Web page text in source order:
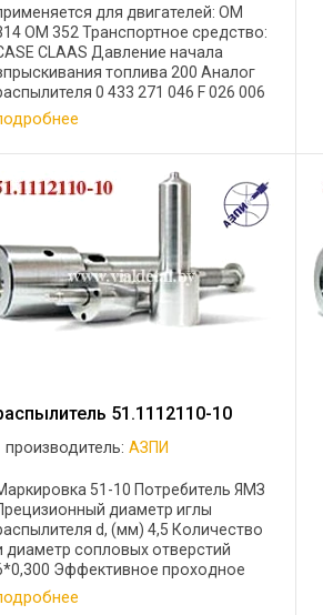
для двигателей: OM
OM 352 Транспортное средство:
CLAAS Давление начала
топлива 200 Аналог
0 433 271 046 F 026 006
Маркировка RU DLLA 150 S 187
диаметр иглы
d, (мм) 6 ...
51.1112110-10
производитель: АЗПИ
51-10 Потребитель ЯМЗ
диаметр иглы
d, (мм) 4,5 Количество
диаметр сопловых отверстий
Эффективное проходное
mf , (мм2) 0,280-0,300
форсунки в запасные части